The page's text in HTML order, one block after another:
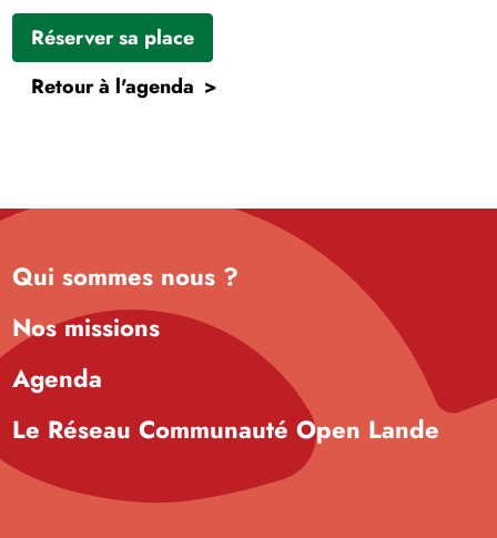
Réserver sa place
Retour à l'agenda
Qui sommes nous ?
Nos missions
Agenda
Le Réseau Communauté Open Lande